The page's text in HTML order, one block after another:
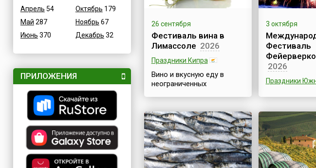
Апрель 54
Май 287
Июнь 370
Октябрь 179
Ноябрь 67
Декабрь 32
ПРИЛОЖЕНИЯ
26 сентября
Фестиваль вина в
Лимассоле 2026
Праздники Кипра
Вино и вкусную еду в
неограниченных
воздухе в кипрском
Лимассоле! Фестиваль
вина в Лимассоле — это
грандиозный праздник-
фестиваль вина,
проводящийся с 1961 года
3 октября
Фестиваль
2026
Праздники
Сеуле (англ.
International
Festival) –
культурное
Южной Кореи,
проводится